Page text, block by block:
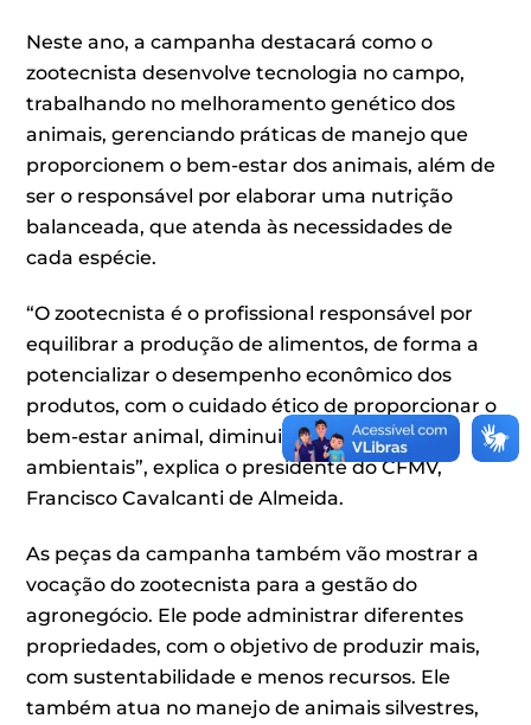
Neste ano, a campanha destacará como o
zootecnista desenvolve tecnologia no campo,
trabalhando no melhoramento genético dos
animais, gerenciando práticas de manejo que
proporcionem o bem-estar dos animais, além de
ser o responsável por elaborar uma nutrição
balanceada, que atenda às necessidades de
cada espécie.
“O zootecnista é o profissional responsável por
equilibrar a produção de alimentos, de forma a
potencializar o desempenho econômico dos
produtos, com o cuidado ético de proporcionar o
bem-estar animal, diminuindo impactos
ambientais”, explica o presidente do CFMV,
Francisco Cavalcanti de Almeida.
As peças da campanha também vão mostrar a
vocação do zootecnista para a gestão do
agronegócio. Ele pode administrar diferentes
propriedades, com o objetivo de produzir mais,
com sustentabilidade e menos recursos. Ele
também atua no manejo de animais silvestres,